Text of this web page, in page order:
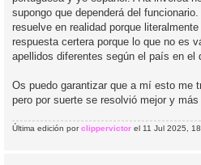
supongo que dependerá del
resuelve en realidad porque
respuesta certera porque lo que no es
apellidos diferentes según el país en el
Os puedo garantizar que a mí esto me
pero por suerte se resolvió mejor y
Última edición porclippervictor el 11 Jul 2025,